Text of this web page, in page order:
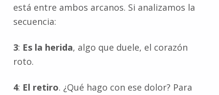
está entre ambos arcanos. Si analizamos la
secuencia:
3: Es la herida, algo que duele, el corazón
roto.
4: El retiro. ¿Qué hago con ese dolor? Para